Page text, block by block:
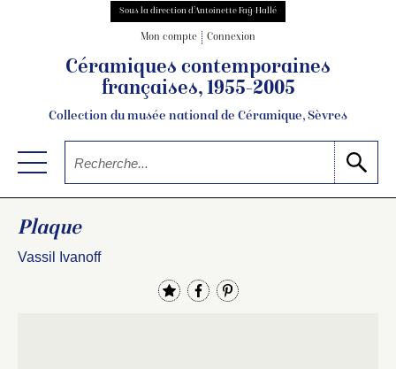
Sous la direction d’Antoinette Faÿ-Hallé
Mon compte Connexion
Céramiques contemporaines
françaises, 1955-2005
Collection du musée national de Céramique, Sèvres
Plaque
Vassil Ivanoff